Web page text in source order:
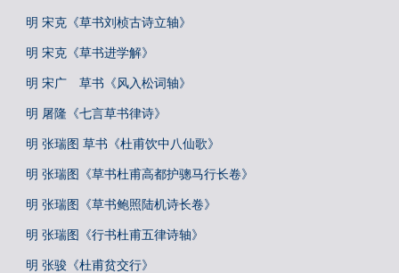
明 宋克《草书刘桢古诗立轴》
明 宋克《草书进学解》
明 宋广 草书《风入松词轴》
明 屠隆《七言草书律诗》
明 张瑞图 草书《杜甫饮中八仙歌》
明 张瑞图《草书杜甫高都护骢马行长卷》
明 张瑞图《草书鲍照陆机诗长卷》
明 张瑞图《行书杜甫五律诗轴》
明 张骏《杜甫贫交行》